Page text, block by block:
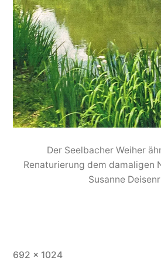
Der Seelbacher Weiher
Renaturierung dem damaligen
Susanne
692 × 1024